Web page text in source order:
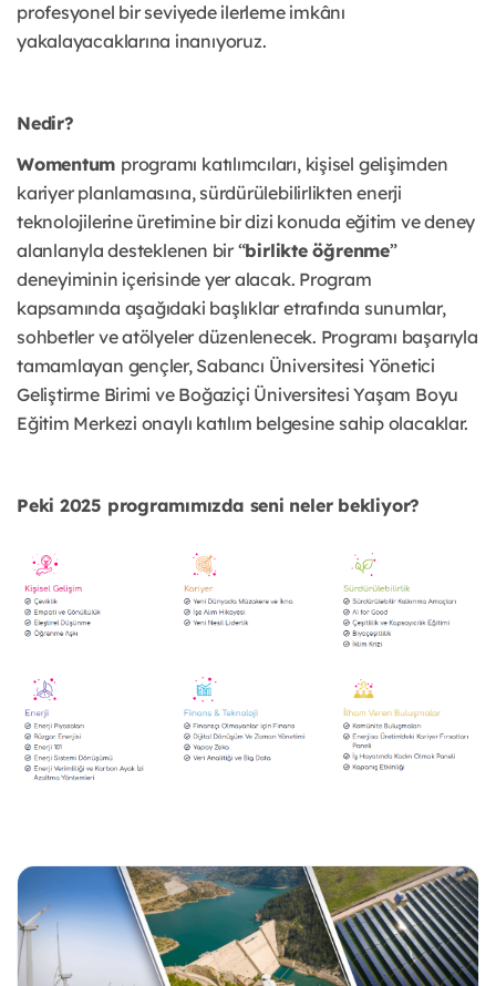
profesyonel bir seviyede ilerleme imkânı
yakalayacaklarına inanıyoruz.
Nedir?
Womentum programı katılımcıları, kişisel gelişimden
kariyer planlamasına, sürdürülebilirlikten enerji
teknolojilerine üretimine bir dizi konuda eğitim ve deney
alanlarıyla desteklenen bir “birlikte öğrenme”
deneyiminin içerisinde yer alacak. Program
kapsamında aşağıdaki başlıklar etrafında sunumlar,
sohbetler ve atölyeler düzenlenecek. Programı başarıyla
tamamlayan gençler, Sabancı Üniversitesi Yönetici
Geliştirme Birimi ve Boğaziçi Üniversitesi Yaşam Boyu
Eğitim Merkezi onaylı katılım belgesine sahip olacaklar.
Peki 2025 programımızda seni neler bekliyor?